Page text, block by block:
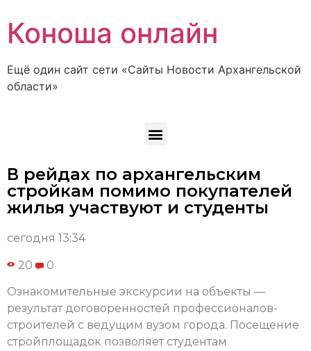
Коноша онлайн
Ещё один сайт сети «Сайты Новости Архангельской
области»
В рейдах по архангельским
стройкам помимо покупателей
жилья участвуют и студенты
сегодня 13:34
20 0
Ознакомительные экскурсии на объекты —
результат договоренностей профессионалов-
строителей с ведущим вузом города. Посещение
стройплощадок позволяет студентам